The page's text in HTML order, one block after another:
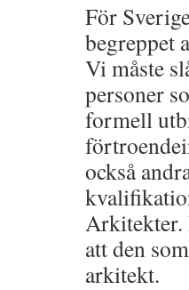
För
begreppet
Vi måste
personer
formell
också
Arkitekter.
att den
arkitekt.